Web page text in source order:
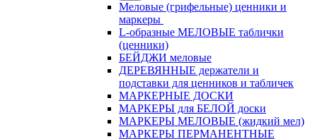
Меловые (грифельные) ценники и
маркеры
L-образные МЕЛОВЫЕ таблички
(ценники)
БЕЙДЖИ меловые
ДЕРЕВЯННЫЕ держатели и
подставки для ценников и табличек
МАРКЕРНЫЕ ДОСКИ
МАРКЕРЫ для БЕЛОЙ доски
МАРКЕРЫ МЕЛОВЫЕ (жидкий мел)
МАРКЕРЫ ПЕРМАНЕНТНЫЕ